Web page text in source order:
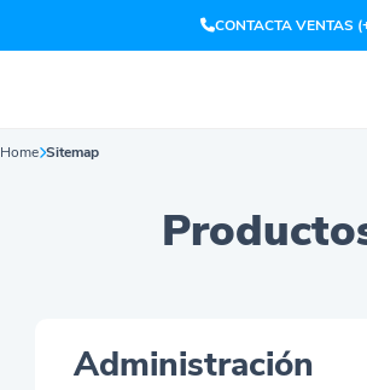
CONTACTA VENTAS
Home Sitemap
Administración